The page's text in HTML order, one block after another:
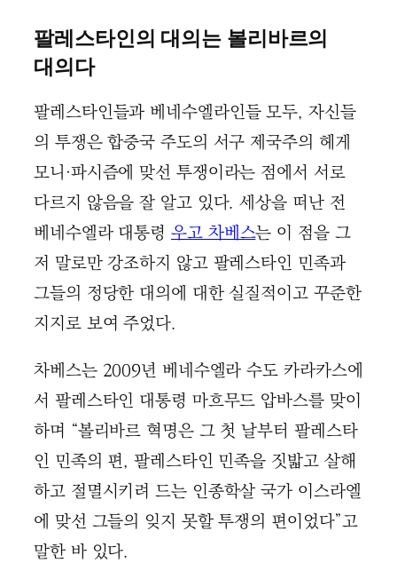
팔레스타인의 대의는 볼리바르의
대의다
팔레스타인들과 베네수엘라인들 모두, 자신들
의 투쟁은 합중국 주도의 서구 제국주의 헤게
모니·파시즘에 맞선 투쟁이라는 점에서 서로
다르지 않음을 잘 알고 있다. 세상을 떠난 전
베네수엘라 대통령 우고 차베스는 이 점을 그
저 말로만 강조하지 않고 팔레스타인 민족과
그들의 정당한 대의에 대한 실질적이고 꾸준한
지지로 보여 주었다.
차베스는 2009년 베네수엘라 수도 카라카스에
서 팔레스타인 대통령 마흐무드 압바스를 맞이
하며 “볼리바르 혁명은 그 첫 날부터 팔레스타
인 민족의 편, 팔레스타인 민족을 짓밟고 살해
하고 절멸시키려 드는 인종학살 국가 이스라엘
에 맞선 그들의 잊지 못할 투쟁의 편이었다”고
말한 바 있다.